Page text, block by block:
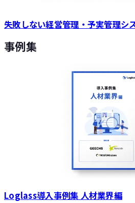
失敗しない経営管理・予実管理シ
事例集
Loglass導入事例集 人材業界編